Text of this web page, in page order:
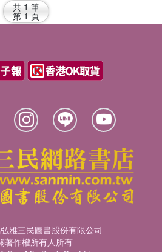
共 1 筆
第 1 頁
雅三民圖書股份有限公司
著作權所有人所有